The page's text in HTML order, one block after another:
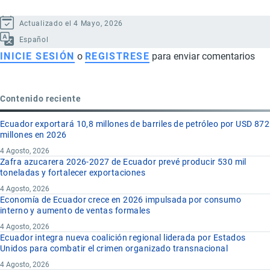
Actualizado el 4 Mayo, 2026
Español
INICIE SESIÓN o REGISTRESE para enviar comentarios
Contenido reciente
Ecuador exportará 10,8 millones de barriles de petróleo por USD 872
millones en 2026
4 Agosto, 2026
Zafra azucarera 2026-2027 de Ecuador prevé producir 530 mil
toneladas y fortalecer exportaciones
4 Agosto, 2026
Economía de Ecuador crece en 2026 impulsada por consumo
interno y aumento de ventas formales
4 Agosto, 2026
Ecuador integra nueva coalición regional liderada por Estados
Unidos para combatir el crimen organizado transnacional
4 Agosto, 2026